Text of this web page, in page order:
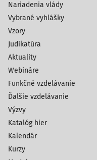
Nariadenia vlády
Vybrané vyhlášky
Vzory
Judikatúra
Aktuality
Webináre
Funkčné vzdelávanie
Ďalšie vzdelávanie
Výzvy
Katalóg hier
Kalendár
Kurzy